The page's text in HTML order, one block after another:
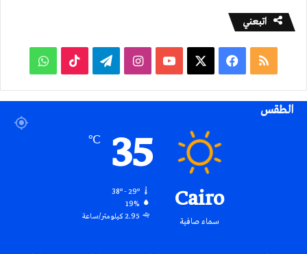
اتبعني
ملخص
الموقع
فيسبوك ‫YouTubeانستقرامتيلقرام ‫TikTokواتساب
الطقس
Cairo
سماء صافية
35
℃
38º - 29º
19%
2.95 كيلومتر/ساعة